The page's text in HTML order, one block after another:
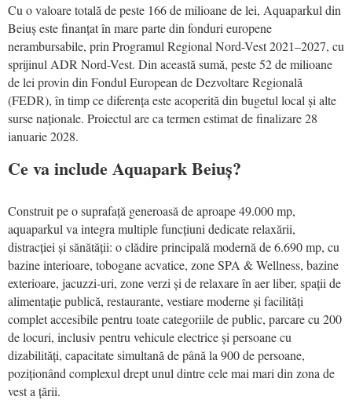
Cu o valoare totală de peste 166 de milioane de lei, Aquaparkul din
Beiuș este finanțat în mare parte din fonduri europene
nerambursabile, prin Programul Regional Nord-Vest 2021–2027, cu
sprijinul ADR Nord-Vest. Din această sumă, peste 52 de milioane
de lei provin din Fondul European de Dezvoltare Regională
(FEDR), în timp ce diferența este acoperită din bugetul local și alte
surse naționale. Proiectul are ca termen estimat de finalizare 28
ianuarie 2028.
Ce va include Aquapark Beiuș?
Construit pe o suprafață generoasă de aproape 49.000 mp,
aquaparkul va integra multiple funcțiuni dedicate relaxării,
distracției și sănătății: o clădire principală modernă de 6.690 mp, cu
bazine interioare, tobogane acvatice, zone SPA & Wellness, bazine
exterioare, jacuzzi-uri, zone verzi și de relaxare în aer liber, spații de
alimentație publică, restaurante, vestiare moderne și facilități
complet accesibile pentru toate categoriile de public, parcare cu 200
de locuri, inclusiv pentru vehicule electrice și persoane cu
dizabilități, capacitate simultană de până la 900 de persoane,
poziționând complexul drept unul dintre cele mai mari din zona de
vest a țării.